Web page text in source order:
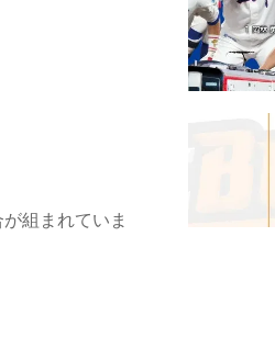
組まれていま